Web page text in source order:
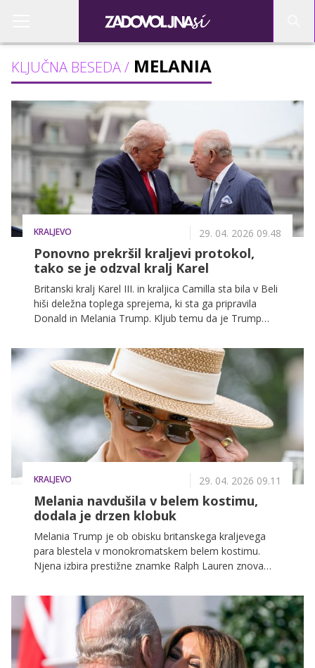
KLJUČNA BESEDA / MELANIA
KRALJEVO 29. 04. 2026 09.48
Ponovno prekršil kraljevi protokol,
tako se je odzval kralj Karel
Britanski kralj Karel III. in kraljica Camilla sta bila v Beli
hiši deležna toplega sprejema, ki sta ga pripravila
Donald in Melania Trump. Kljub temu da je Trump
potekalo gladko, kralj Karel pa ni pokazal nobenega
nelagodja.
KRALJEVO 29. 04. 2026 09.11
Melania navdušila v belem kostimu,
dodala je drzen klobuk
Melania Trump je ob obisku britanskega kraljevega
para blestela v monokromatskem belem kostimu.
Njena izbira prestižne znamke Ralph Lauren znova
nepozabne modne trenutke.